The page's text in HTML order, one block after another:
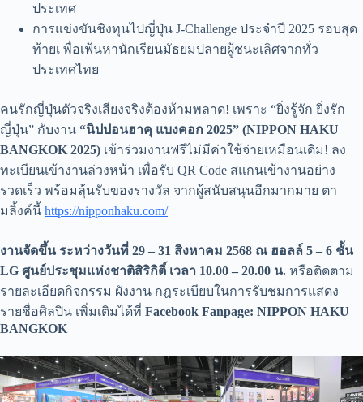
ประเทศ
การแข่งขันชิงทุนไปญี่ปุ่น J-Challenge ประจำปี 2025 รอบสุด
ท้ายเ พื่อเฟ้นหานักเรียนมัธยมปลายผู้ชนะเลิศจากทั่ว
ประเทศไทย
คนรักญี่ปุ่นตัวจริงเสียงจริงต้องห้ามพลาด! เพราะ “ยิ่งรู้จัก ยิ่งรัก
ญี่ปุ่น” กับงาน “นิปปอนฮาคุ แบงคอก 2025” (NIPPON HAKU
BANGKOK 2025) เข้าร่วมงานฟรีไม่มีค่าใช้จ่ายเหมือนเดิม! ลง
ทะเบียนเข้างานล่วงหน้า เพื่อรับ QR Code สแกนเข้างานอย่าง
รวดเร็ว พร้อมลุ้นรับของรางวัล จากผู้สนับสนุนอีกมากมาย ตา
มลิ้งค์นี้ https://nipponhaku.com/
งานจัดขึ้น ระหว่างวันที่ 29 – 31 สิงหาคม 2568 ณ ฮอลล์ 5 – 6 ชั้น
LG ศูนย์ประชุมแห่งชาติสิริกิติ์ เวลา 10.00 – 20.00 น. หรือติดตาม
รายละเอียดกิจกรรม ผังงาน กฎระเบียบในการรับชมการแสดง
รายชื่อศิลปิน เพิ่มเติมได้ที่ Facebook Fanpage: NIPPON HAKU
BANGKOK